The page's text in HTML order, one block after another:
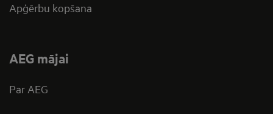
Apģērbu kopšana
AEG mājai
Par AEG